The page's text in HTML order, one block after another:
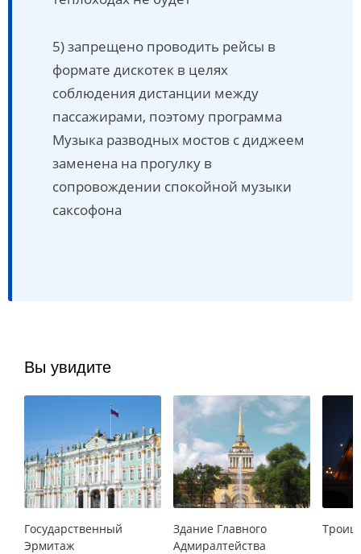
5) запрещено проводить рейсы в
формате дискотек в целях
соблюдения дистанции между
пассажирами, поэтому программа
Музыка разводных мостов с диджеем
заменена на прогулку в
сопровождении спокойной музыки
саксофона
Вы увидите
Государственный
Эрмитаж
Здание Главного
Адмиралтейства